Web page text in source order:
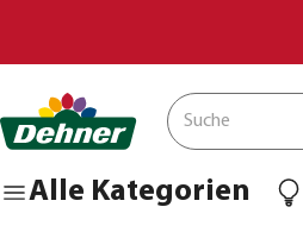
Alle Kategorien